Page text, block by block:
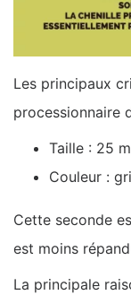
Les principaux
processionnaire
Taille : 25
Couleur :
Cette seconde
est moins
La principale